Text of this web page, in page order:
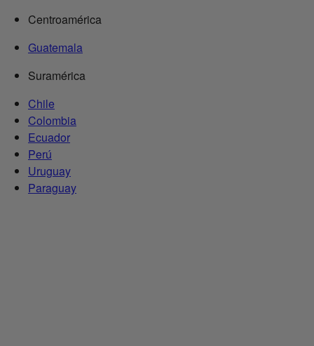
Centroamérica
Guatemala
Suramérica
Chile
Colombia
Ecuador
Perú
Uruguay
Paraguay